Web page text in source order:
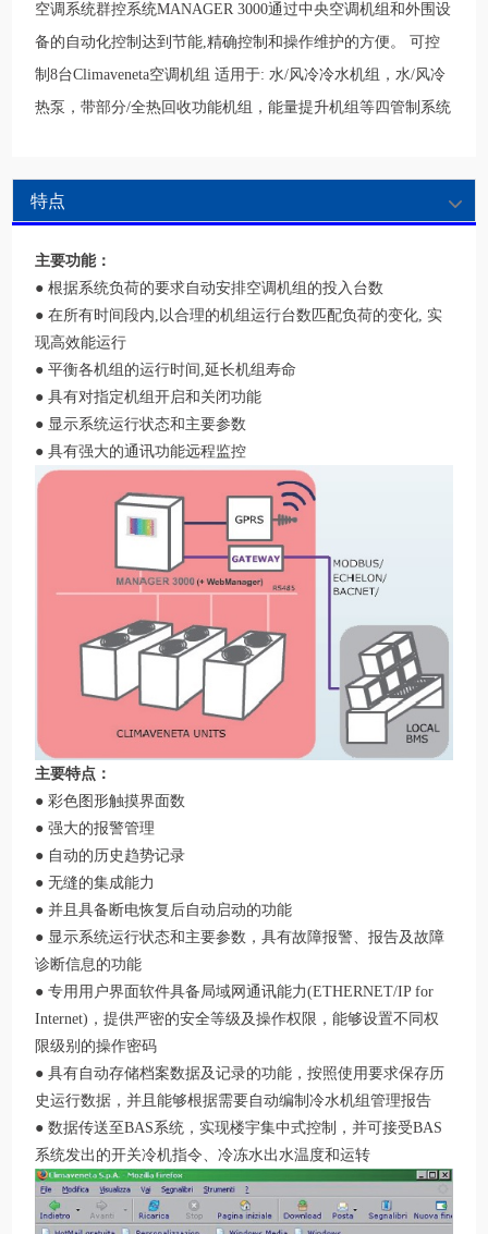
空调系统群控系统MANAGER 3000通过中央空调机组和外围设
备的自动化控制达到节能,精确控制和操作维护的方便。 可控
制8台Climaveneta空调机组 适用于: 水/风冷冷水机组，水/风冷
热泵，带部分/全热回收功能机组，能量提升机组等四管制系统
特点
主要功能：
● 根据系统负荷的要求自动安排空调机组的投入台数
● 在所有时间段内,以合理的机组运行台数匹配负荷的变化, 实
现高效能运行
● 平衡各机组的运行时间,延长机组寿命
● 具有对指定机组开启和关闭功能
● 显示系统运行状态和主要参数
● 具有强大的通讯功能远程监控
主要特点：
● 彩色图形触摸界面数
● 强大的报警管理
● 自动的历史趋势记录
● 无缝的集成能力
● 并且具备断电恢复后自动启动的功能
● 显示系统运行状态和主要参数，具有故障报警、报告及故障
诊断信息的功能
● 专用用户界面软件具备局域网通讯能力(ETHERNET/IP for
Internet)，提供严密的安全等级及操作权限，能够设置不同权
限级别的操作密码
● 具有自动存储档案数据及记录的功能，按照使用要求保存历
史运行数据，并且能够根据需要自动编制冷水机组管理报告
● 数据传送至BAS系统，实现楼宇集中式控制，并可接受BAS
系统发出的开关冷机指令、冷冻水出水温度和运转